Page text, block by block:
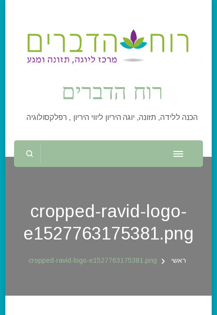
רוח הדברים
הכנה ללידה, תזונה, יוגה היריון ליווי היריון , רפלקסולוגיה
cropped-ravid-logo-
e1527763175381.png
ראשי cropped-ravid-logo-e1527763175381.png